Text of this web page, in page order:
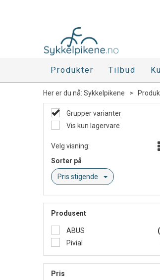
Produkter Tilbud
Her er du nå: Sykkelpikene >
Grupper varianter
Vis kun lagervare
Velg visning:
Sorter på
Pris stigende
Produsent
ABUS
Pivial
Pris